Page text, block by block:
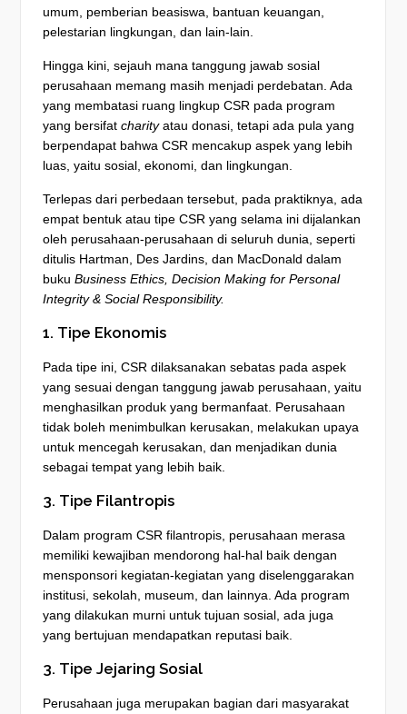
umum, pemberian beasiswa, bantuan keuangan,
pelestarian lingkungan, dan lain-lain.
Hingga kini, sejauh mana tanggung jawab sosial
perusahaan memang masih menjadi perdebatan. Ada
yang membatasi ruang lingkup CSR pada program
yang bersifat charityatau donasi, tetapi ada pula yang
berpendapat bahwa CSR mencakup aspek yang lebih
luas, yaitu sosial, ekonomi, dan lingkungan.
Terlepas dari perbedaan tersebut, pada praktiknya, ada
empat bentuk atau tipe CSR yang selama ini dijalankan
oleh perusahaan-perusahaan di seluruh dunia, seperti
ditulis Hartman, Des Jardins, dan MacDonald dalam
buku Business Ethics, Decision Making for Personal
Integrity & Social Responsibility.
1. Tipe Ekonomis
Pada tipe ini, CSR dilaksanakan sebatas pada aspek
yang sesuai dengan tanggung jawab perusahaan, yaitu
menghasilkan produk yang bermanfaat. Perusahaan
tidak boleh menimbulkan kerusakan, melakukan upaya
untuk mencegah kerusakan, dan menjadikan dunia
sebagai tempat yang lebih baik.
3. Tipe Filantropis
Dalam program CSR filantropis, perusahaan merasa
memiliki kewajiban mendorong hal-hal baik dengan
mensponsori kegiatan-kegiatan yang diselenggarakan
institusi, sekolah, museum, dan lainnya. Ada program
yang dilakukan murni untuk tujuan sosial, ada juga
yang bertujuan mendapatkan reputasi baik.
3. Tipe Jejaring Sosial
Perusahaan juga merupakan bagian dari masyarakat